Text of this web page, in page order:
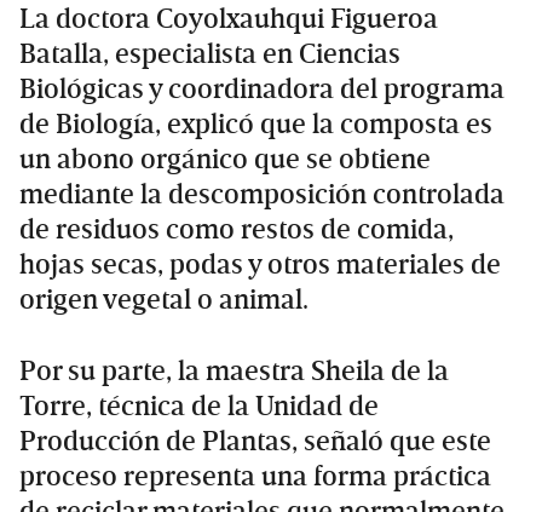
La doctora Coyolxauhqui Figueroa
Batalla, especialista en Ciencias
Biológicas y coordinadora del programa
de Biología, explicó que la composta es
un abono orgánico que se obtiene
mediante la descomposición controlada
de residuos como restos de comida,
hojas secas, podas y otros materiales de
origen vegetal o animal.
Por su parte, la maestra Sheila de la
Torre, técnica de la Unidad de
Producción de Plantas, señaló que este
proceso representa una forma práctica